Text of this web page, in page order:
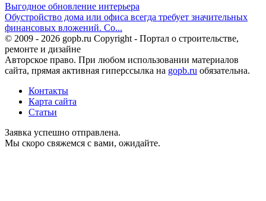
Выгодное обновление интерьера
Обустройство дома или офиса всегда требует значительных
финансовых вложений. Со...
© 2009 - 2026 gopb.ru Copyright - Портал о строительстве,
ремонте и дизайне
Авторское право. При любом использовании материалов
сайта, прямая активная гиперссылка на gopb.ru обязательна.
Контакты
Карта сайта
Статьи
Заявка успешно отправлена.
Мы скоро свяжемся с вами, ожидайте.